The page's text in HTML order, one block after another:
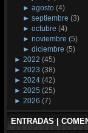
►agosto (4)
►septiembre (3)
►octubre (4)
►noviembre (5)
►diciembre (5)
► 2022 (45)
► 2023 (38)
► 2024 (42)
► 2025 (25)
► 2026 (7)
ENTRADAS |